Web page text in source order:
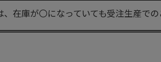
、在庫が〇になっていても受注生産で